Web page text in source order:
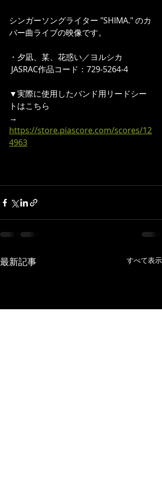
シンガーソングライター "SHIMA." のカ
バー曲ライブの映像です。
・夕凪、某、花惑い／ヨルシカ
JASRAC作品コード：729-5264-4
▼実際に使用したバンド用リードシー
トはこちら
→
https://store.piascore.com/scores/12
4963
最新記事 すべて表示